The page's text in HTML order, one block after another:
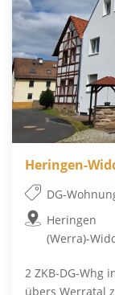
Heringen-
DG-
Heringen
(Werra)-
2 ZKB-DG-Whg
übers Werratal